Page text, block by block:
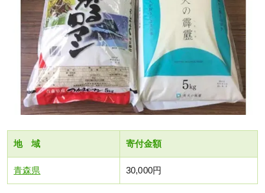
地 域 寄付金額
青森県 30,000円